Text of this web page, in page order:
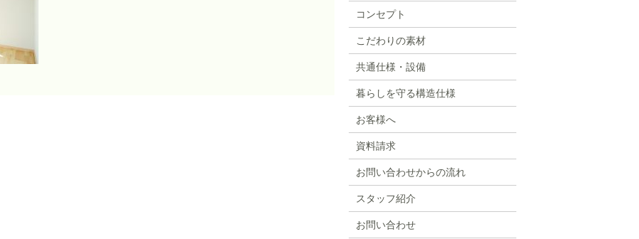
コンセプト
こだわりの素材
共通仕様・設備
暮らしを守る構造仕様
お客様へ
資料請求
お問い合わせからの流れ
スタッフ紹介
お問い合わせ